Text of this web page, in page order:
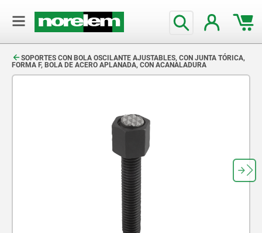
SOPORTES CON BOLA OSCILANTE AJUSTABLES, CON JUNTA TÓRICA,
FORMA F, BOLA DE ACERO APLANADA, CON ACANALADURA